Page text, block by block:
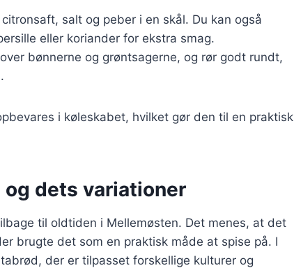
salt og peber i en skål. Du kan også
eller koriander for ekstra smag.
bønnerne og grøntsagerne, og rør godt rundt,
i køleskabet, hvilket gør den til en praktisk
dets variationer
til oldtiden i Mellemøsten. Det menes, at det
brugte det som en praktisk måde at spise på. I
der er tilpasset forskellige kulturer og